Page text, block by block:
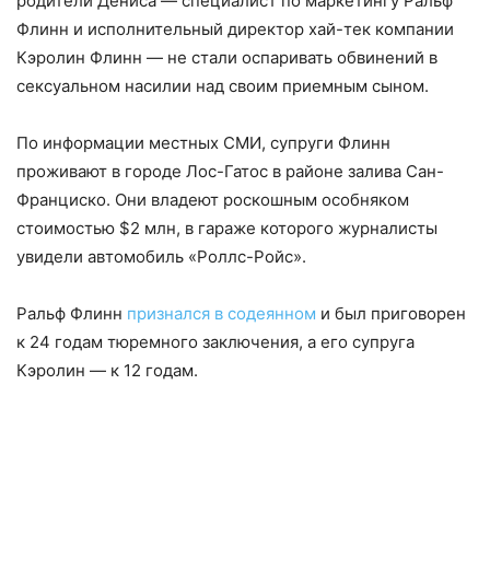
Флинн и исполнительный директор хай-тек компании
Кэролин Флинн — не стали оспаривать обвинений в
сексуальном насилии над своим приемным сыном.
По информации местных СМИ, супруги Флинн
проживают в городе Лос-Гатос в районе залива Сан-
Франциско. Они владеют роскошным особняком
стоимостью $2 млн, в гараже которого журналисты
увидели автомобиль «Роллс-Ройс».
Ральф Флинн признался в содеянном и был приговорен
к 24 годам тюремного заключения, а его супруга
Кэролин — к 12 годам.